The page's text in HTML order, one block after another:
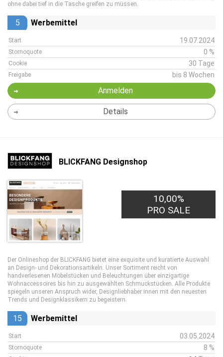
ohne dabei tief in die Tasche greifen zu müssen.
5 Werbemittel
Start 19.07.2024
Stornoquote 0 %
Cookie 30 Tage
Freigabe bis 8 Wochen
Anmelden
Details
BLICKFANG Designshop
10,00%
PRO SALE
Der Onlineshop der BLICKFANG bietet eine exquisite und kuratierte Auswahl
an Design- und Dekorationsartikeln. Unser Sortiment reicht von
handverlesenen Möbelstücken und Beleuchtungen über einzigartige
Wohnaccessoires bis hin zu ausgewählten Schmuckstücken. Alle Produkte
spiegeln unseren Anspruch wider, Designliebhaber:innen mit den neuesten
Trends und Designklassikern zu begeistern.
15 Werbemittel
Start 03.05.2024
Stornoquote 8 %